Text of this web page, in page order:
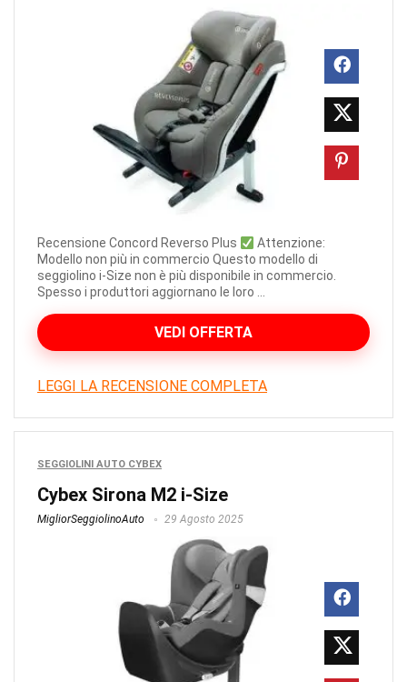
Recensione Concord Reverso Plus
Attenzione:
Modello non più in commercio Questo modello di
seggiolino i-Size non è più disponibile in commercio.
Spesso i produttori aggiornano le loro ...
VEDI OFFERTA
LEGGI LA RECENSIONE COMPLETA
SEGGIOLINI AUTO CYBEX
Cybex Sirona M2 i-Size
MigliorSeggiolinoAuto 29 Agosto 2025